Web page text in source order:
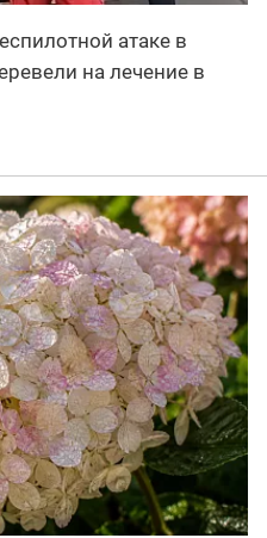
атаке в
на лечение в